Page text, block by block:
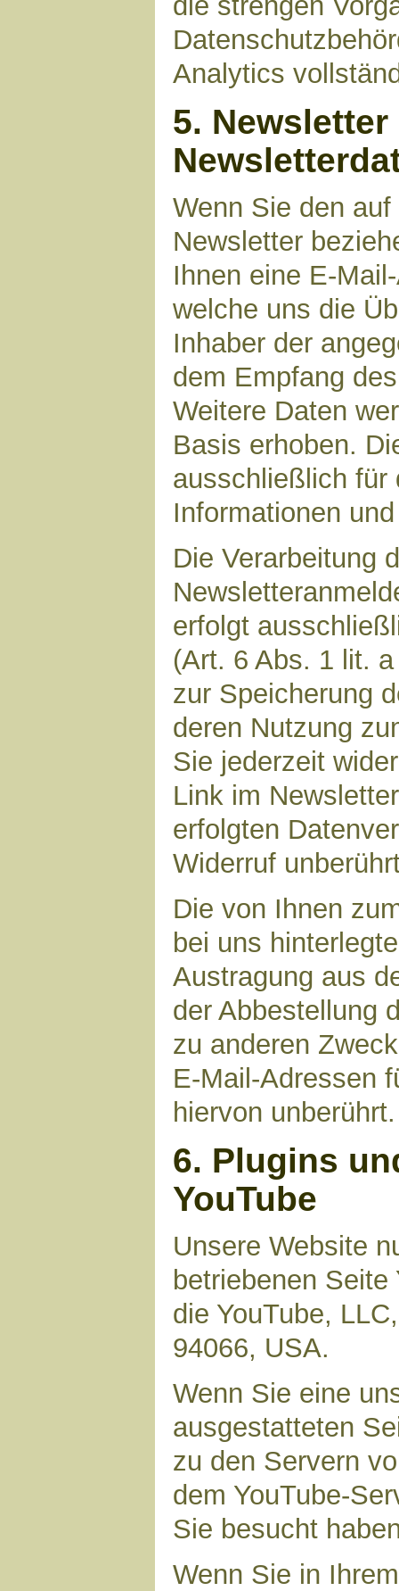
Analytics
5. Newsletter
Wenn Sie den
Newsletter
Ihnen eine E-
welche uns die
Inhaber der
dem Empfang
Weitere Daten
Basis erhoben.
ausschließlich für
Informationen
Die Verarbeitung
erfolgt
(Art. 6 Abs. 1 lit.
zur Speicherung
deren Nutzung
Sie jederzeit
Link im
erfolgten
Widerruf
Die von Ihnen
bei uns
Austragung aus
der Abbestellung
zu anderen
E-Mail-Adressen
hiervon unberührt.
6. Plugins
YouTube
Unsere Website
betriebenen
die YouTube,
94066, USA.
Wenn Sie eine
ausgestatteten
zu den Servern
dem YouTube-
Sie besucht
Wenn Sie in